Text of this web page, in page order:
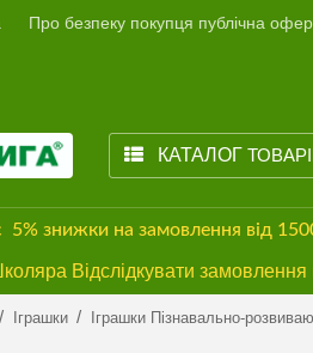
Про безпеку покупця публічна
КАТАЛОГ
5% знижки на замовлення від
Відслідкувати
/ Іграшки / Іграшки Пізнавально-